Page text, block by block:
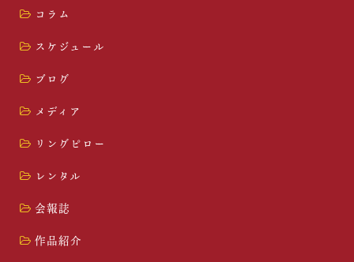
コラム
スケジュール
ブログ
メディア
リングピロー
レンタル
会報誌
作品紹介